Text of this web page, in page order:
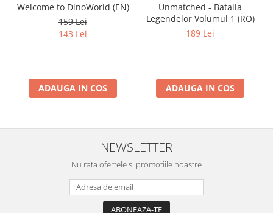
Welcome to DinoWorld (EN)
159 Lei
143 Lei
ADAUGA IN COS
Unmatched - Batalia
Legendelor Volumul 1 (RO)
189 Lei
ADAUGA IN COS
NEWSLETTER
Nu rata ofertele si promotiile noastre